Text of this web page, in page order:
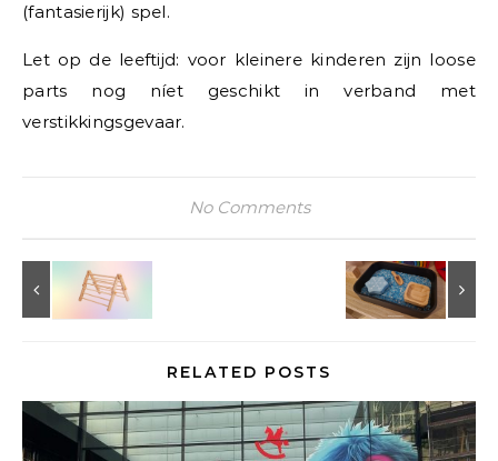
(fantasierijk) spel.
Let op de leeftijd: voor kleinere kinderen zijn loose
parts nog níet geschikt in verband met
verstikkingsgevaar.
No Comments
RELATED POSTS